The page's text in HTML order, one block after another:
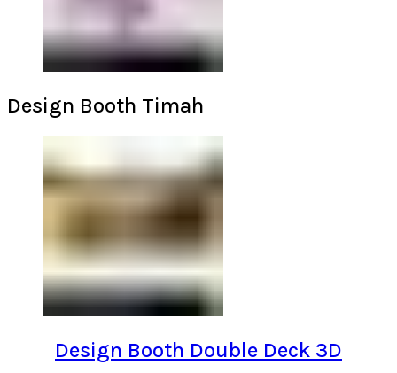
Design Booth Timah
Design Booth Double Deck 3D